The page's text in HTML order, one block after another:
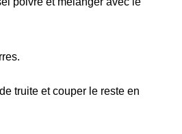
truite et couper le reste en